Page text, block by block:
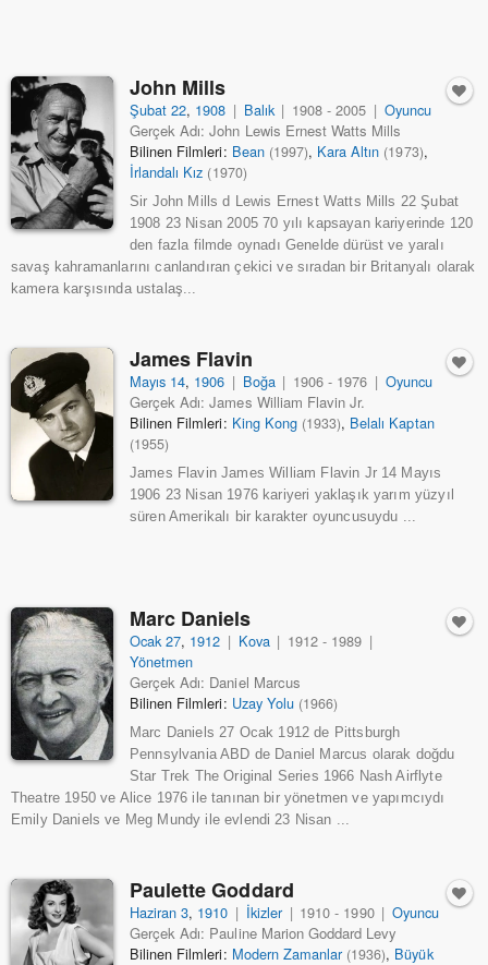
John Mills
Şubat 22, 1908 | Balık | 1908 - 2005 | Oyuncu
Gerçek Adı: John Lewis Ernest Watts Mills
Bilinen Filmleri: Bean (1997), Kara Altın (1973),
İrlandalı Kız (1970)
Sir John Mills d Lewis Ernest Watts Mills 22 Şubat
1908 23 Nisan 2005 70 yılı kapsayan kariyerinde 120
den fazla filmde oynadı Genelde dürüst ve yaralı
savaş kahramanlarını canlandıran çekici ve sıradan bir Britanyalı olarak
kamera karşısında ustalaş...
James Flavin
Mayıs 14, 1906 | Boğa | 1906 - 1976 | Oyuncu
Gerçek Adı: James William Flavin Jr.
Bilinen Filmleri: King Kong (1933), Belalı Kaptan
(1955)
James Flavin James William Flavin Jr 14 Mayıs
1906 23 Nisan 1976 kariyeri yaklaşık yarım yüzyıl
süren Amerikalı bir karakter oyuncusuydu ...
Marc Daniels
Ocak 27, 1912 | Kova | 1912 - 1989 |
Yönetmen
Gerçek Adı: Daniel Marcus
Bilinen Filmleri: Uzay Yolu (1966)
Marc Daniels 27 Ocak 1912 de Pittsburgh
Pennsylvania ABD de Daniel Marcus olarak doğdu
Star Trek The Original Series 1966 Nash Airflyte
Theatre 1950 ve Alice 1976 ile tanınan bir yönetmen ve yapımcıydı
Emily Daniels ve Meg Mundy ile evlendi 23 Nisan ...
Paulette Goddard
Haziran 3, 1910 | İkizler | 1910 - 1990 | Oyuncu
Gerçek Adı: Pauline Marion Goddard Levy
Bilinen Filmleri: Modern Zamanlar (1936), Büyük